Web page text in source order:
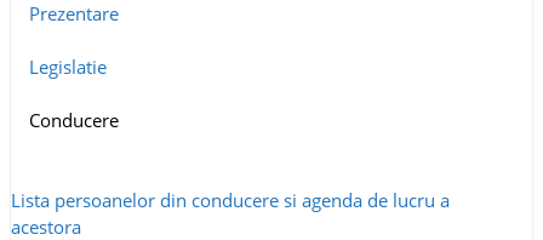
Prezentare
Legislatie
Conducere
Lista persoanelor din conducere si agenda de lucru a
acestora